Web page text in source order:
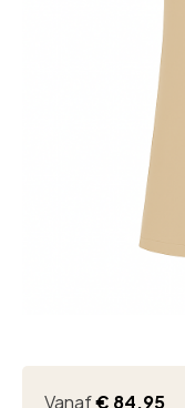
Vanaf€ 84,95